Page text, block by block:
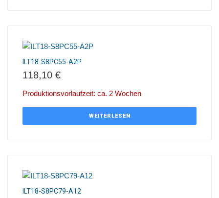
ILT18-S8PC55-A2P
118,10 €
Produktionsvorlaufzeit: ca. 2 Wochen
WEITERLESEN
ILT18-S8PC79-A12